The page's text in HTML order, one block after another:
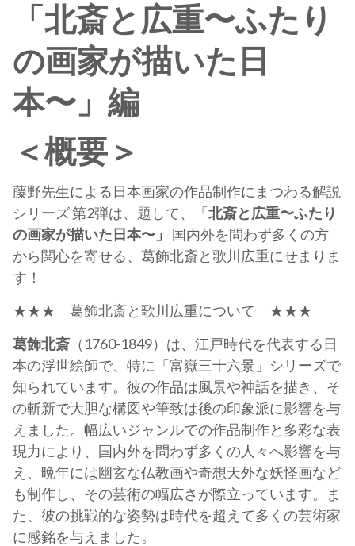
「北斎と広重〜ふたり
の画家が描いた日
本〜」編
＜概要＞
藤野先生による日本画家の作品制作にまつわる解説
シリーズ 第2弾は、題して、「北斎と広重〜ふたり
の画家が描いた日本〜」
国内外を問わず多くの方
から関心を寄せる、葛飾北斎と歌川広重にせまりま
す！
★★★ 葛飾北斎と歌川広重について ★★★
葛飾北斎 （1760-1849）は、江戸時代を代表する日
本の浮世絵師で、特に「富嶽三十六景」シリーズで
知られています。彼の作品は風景や神話を描き、そ
の斬新で大胆な構図や筆致は後の印象派に影響を与
えました。幅広いジャンルでの作品制作と多彩な表
現力により、国内外を問わず多くの人々へ影響を与
え、晩年には幽玄な仏教画や奇想天外な妖怪画など
も制作し、その芸術の幅広さが際立っています。ま
た、彼の挑戦的な姿勢は時代を超えて多くの芸術家
に感銘を与えました。